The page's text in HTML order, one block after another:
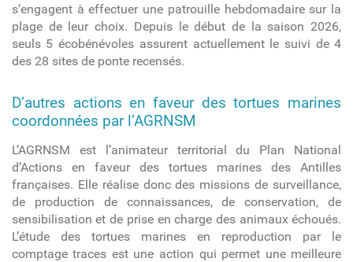
s’engagent à effectuer une patrouille hebdomadaire sur la
plage de leur choix. Depuis le début de la saison 2026,
seuls 5 écobénévoles assurent actuellement le suivi de 4
des 28 sites de ponte recensés.
D’autres actions en faveur des tortues marines
coordonnées par l’AGRNSM
L’AGRNSM est l’animateur territorial du Plan National
d’Actions en faveur des tortues marines des Antilles
françaises. Elle réalise donc des missions de surveillance,
de production de connaissances, de conservation, de
sensibilisation et de prise en charge des animaux échoués.
L’étude des tortues marines en reproduction par le
comptage traces est une action qui permet une meilleure